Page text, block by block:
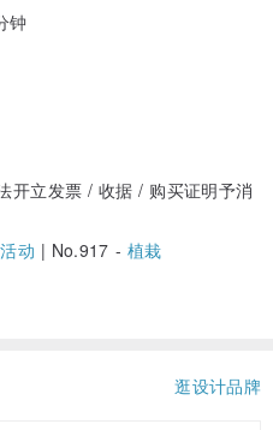
钟
开立发票 / 收据 / 购买证明予消
动 | No.917 - 植栽
逛设计品牌